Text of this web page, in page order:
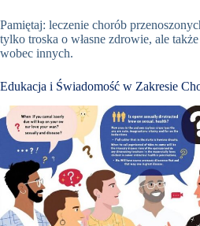
Pamiętaj: leczenie chorób
tylko troska o własne zdrowie, ale
wobec innych.
Edukacja i Świadomość w Zakresie